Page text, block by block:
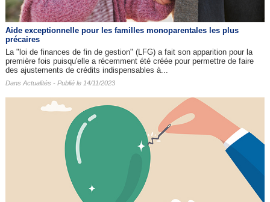
Aide exceptionnelle pour les familles monoparentales les plus
précaires
La "loi de finances de fin de gestion" (LFG) a fait son apparition pour la
première fois puisqu'elle a récemment été créée pour permettre de faire
des ajustements de crédits indispensables à...
Dans Actualités - Publié le 14/11/2023